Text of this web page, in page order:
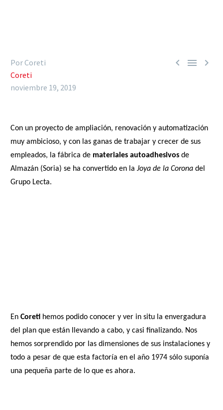
  
Por Coreti
Coreti
noviembre 19, 2019
Con un proyecto de ampliación, renovación y automatización
muy ambicioso, y con las ganas de trabajar y crecer de sus
empleados, la fábrica de materiales autoadhesivos de
Almazán (Soria) se ha convertido en la Joya de la Corona del
Grupo Lecta.
En Coreti hemos podido conocer y ver in situ la envergadura
del plan que están llevando a cabo, y casi finalizando. Nos
hemos sorprendido por las dimensiones de sus instalaciones y
todo a pesar de que esta factoría en el año 1974 sólo suponía
una pequeña parte de lo que es ahora.